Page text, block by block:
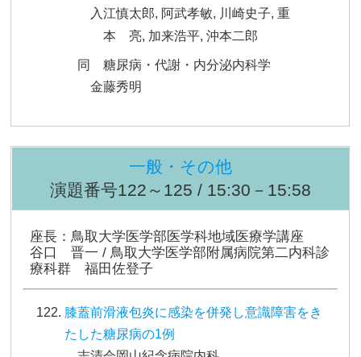
入江慎太郎, 阿武孝敏, 川崎史子, 重
本 亮, 加来浩平, 沖本二郎
同 糖尿病・代謝・内分泌内科学
金藤秀明
一般・その他
演題番号122～125 / 15:30－15:58
座長：鳥取大学医学部医学科地域医療学講座
谷口 晋一 / 鳥取大学医学部附属病院第二内科診
療科群 福田佐登子
膝蓋前滑液包炎に感染を併発し意識障害をき
たした糖尿病の1例